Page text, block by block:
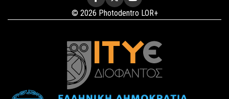
© 2026 Photodentro LOR+